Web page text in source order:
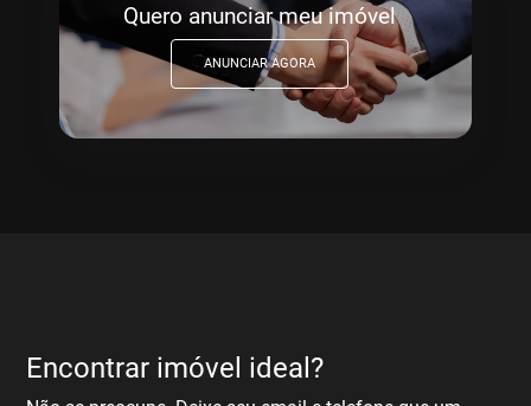
Quero anunciar meu imóvel
ANUNCIAR AGORA
Encontrar imóvel ideal?